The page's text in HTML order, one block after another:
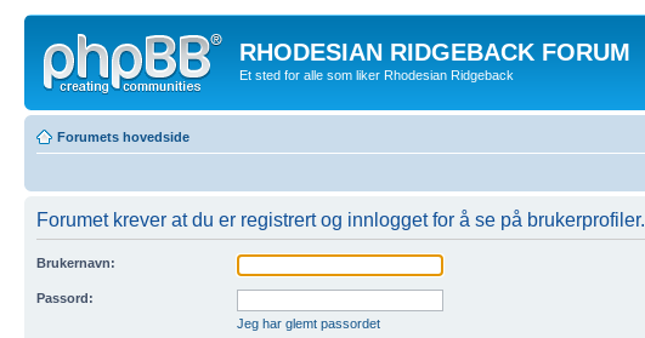
RHODESIAN RIDGEBACK FORUM
Et sted for alle som liker Rhodesian Ridgeback
Forumets hovedside
Forumet krever at du er registrert og innlogget for å se på brukerprofiler.
Brukernavn:
Passord:
Jeg har glemt passordet